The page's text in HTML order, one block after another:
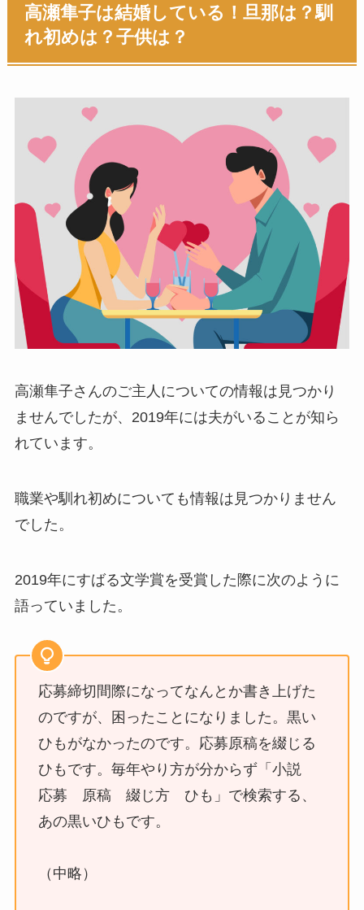
高瀬隼子は結婚している！旦那は？馴
れ初めは？子供は？
高瀬隼子さんのご主人についての情報は見つかり
ませんでしたが、2019年には夫がいることが知ら
れています。
職業や馴れ初めについても情報は見つかりません
でした。
2019年にすばる文学賞を受賞した際に次のように
語っていました。
応募締切間際になってなんとか書き上げた
のですが、困ったことになりました。黒い
ひもがなかったのです。応募原稿を綴じる
ひもです。毎年やり方が分からず「小説
応募 原稿 綴じ方 ひも」で検索する、
あの黒いひもです。
（中略）